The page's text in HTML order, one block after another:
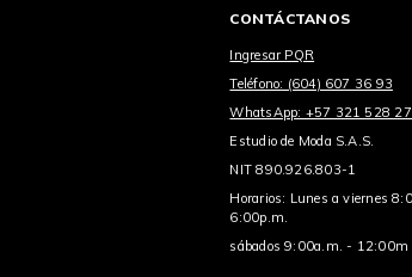
CONTÁCTANOS
Ingresar PQR
Teléfono: (604) 607 36 93
WhatsApp: +57 321 528
Estudio de Moda S.A.S.
NIT 890.926.803-1
Horarios: Lunes a viernes
6:00p.m.
sábados 9:00a.m. - 12:00m